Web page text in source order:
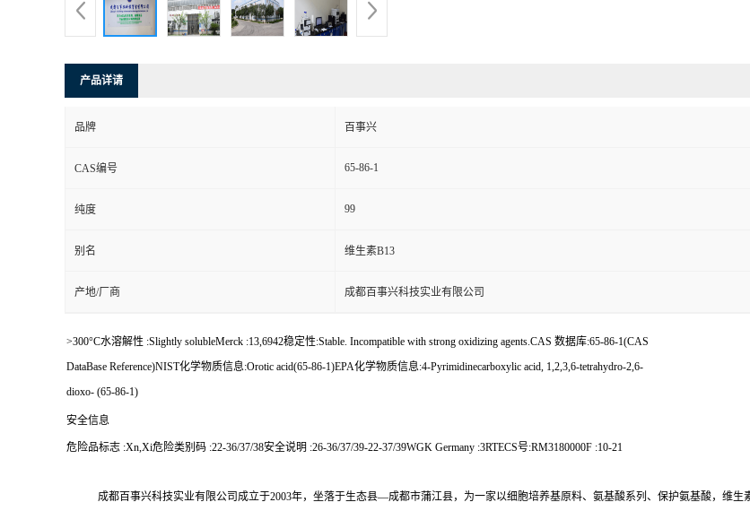
产品详请
品牌 百事兴
CAS编号 65-86-1
纯度 99
别名 维生素B13
产地/厂商 成都百事兴科技实业有限公司
>300°C水溶解性 :Slightly solubleMerck :13,6942稳定性:Stable. Incompatible with strong oxidizing agents.CAS 数据库:65-86-1(CAS
DataBase Reference)NIST化学物质信息:Orotic acid(65-86-1)EPA化学物质信息:4-Pyrimidinecarboxylic acid, 1,2,3,6-tetrahydro-2,6-
dioxo- (65-86-1)
安全信息
危险品标志 :Xn,Xi危险类别码 :22-36/37/38安全说明 :26-36/37/39-22-37/39WGK Germany :3RTECS号:RM3180000F :10-21
成都百事兴科技实业有限公司成立于2003年，坐落于生态县—成都市蒲江县，为一家以细胞培养基原料、氨基酸系列、保护氨基酸，维生